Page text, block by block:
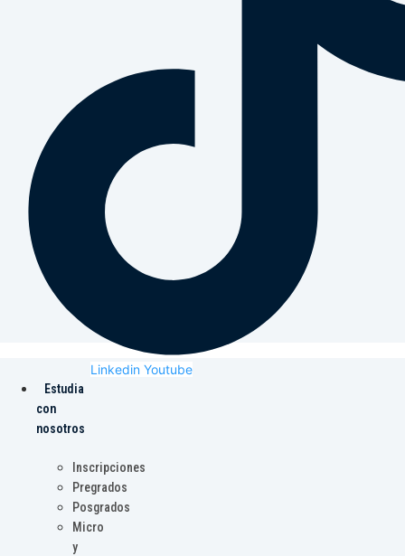
Linkedin Youtube
Estudia
con
nosotros
Inscripciones
Pregrados
Posgrados
Micro
y